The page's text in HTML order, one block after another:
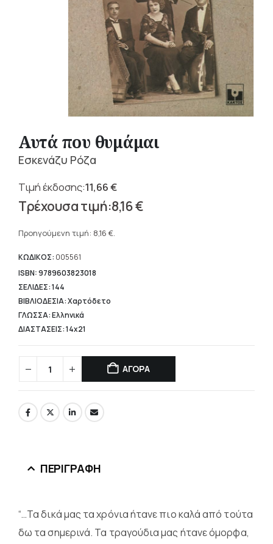
Αυτά που θυμάμαι
Εσκενάζυ Ρόζα
11,66€
Original
price
11,66 €.
8,16€
τρέχουσα
είναι:
8,16 €.
Προηγούμενη τιμή: 8,16 €.
ΚΩΔΙΚΟΣ: 005561
ISBN: 9789603823018
ΣΕΛΙΔΕΣ: 144
ΒΙΒΛΙΟΔΕΣΙΑ: Χαρτόδετο
ΓΛΩΣΣΑ: Ελληνικά
ΔΙΑΣΤΑΣΕΙΣ: 14x21
ΑΓΟΡΑ
ΠΕΡΙΓΡΑΦΉ
“…Τα δικά μας τα χρόνια ήτανε πιο καλά από τούτα
δω τα σημερινά. Τα τραγούδια μας ήτανε όμορφα,